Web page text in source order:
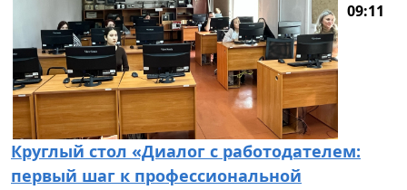
09:11
Круглый стол «Диалог с работодателем:
первый шаг к профессиональной